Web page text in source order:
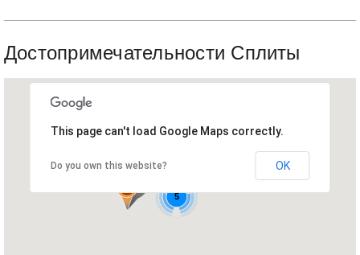
Достопримечательности Сплиты
5
This page can't load Google Maps correctly.
Do you own this website? OK